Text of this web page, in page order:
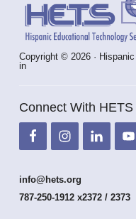
Copyright © 2026 ·
in
Connect With HETS
info@hets.org
787-250-1912 x2372 / 2373